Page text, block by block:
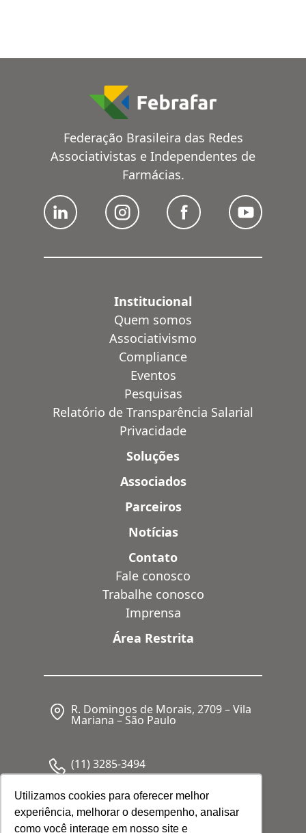
Utilizamos cookies para oferecer melhor
experiência, melhorar o desempenho, analisar
como você interage em nosso site e
Federação Brasileira das Redes
Associativistas e Independentes de
Farmácias.
Institucional
Quem somos
Associativismo
Compliance
Eventos
Pesquisas
Relatório de Transparência Salarial
Privacidade
Soluções
Associados
Parceiros
Notícias
Contato
Fale conosco
Trabalhe conosco
Imprensa
Área Restrita
R. Domingos de Morais, 2709 – Vila
Mariana – São Paulo
(11) 3285-3494
CNPJ: 05.341.062/0001-80